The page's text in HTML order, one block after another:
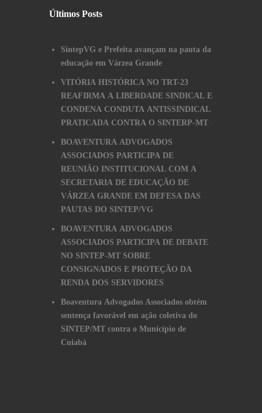
Últimos Posts
SintepVG e Prefeita avançam na pauta da
educação em Várzea Grande
VITÓRIA HISTÓRICA NO TRT-23
REAFIRMA A LIBERDADE SINDICAL E
CONDENA CONDUTA ANTISSINDICAL
PRATICADA CONTRA O SINTERP-MT
BOAVENTURA ADVOGADOS
ASSOCIADOS PARTICIPA DE
REUNIÃO INSTITUCIONAL COM A
SECRETARIA DE EDUCAÇÃO DE
VÁRZEA GRANDE EM DEFESA DAS
PAUTAS DO SINTEP/VG
BOAVENTURA ADVOGADOS
ASSOCIADOS PARTICIPA DE DEBATE
NO SINTEP-MT SOBRE
CONSIGNADOS E PROTEÇÃO DA
RENDA DOS SERVIDORES
Boaventura Advogados Associados obtém
sentença favorável em ação coletiva do
SINTEP/MT contra o Município de
Cuiabá